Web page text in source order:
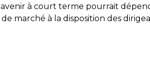
avenir à court terme pourrait
marché à la disposition des